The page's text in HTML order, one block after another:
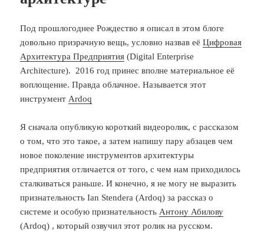
Под прошлогоднее Рождество я описал в этом блоге
довольно призрачную вещь, условно назвав еёЦифровая
Архитектура Предприятия (Digital Enterprise
Architecture). 2016 год принес вполне материальное её
воплощение. Правда облачное. Называется этот
инструмент Ardoq
Я сначала опубликую короткий видеоролик, с рассказом
о том, что это такое, а затем напишу пару абзацев чем
новое поколение инструментов архитектуры
предприятия отличается от того, с чем нам приходилось
сталкиваться раньше. И конечно, я не могу не выразить
признательность Ian Stendera (Ardoq) за рассказ о
системе и особую признательность Антону Абилову
(Ardoq) , который озвучил этот ролик на русском.